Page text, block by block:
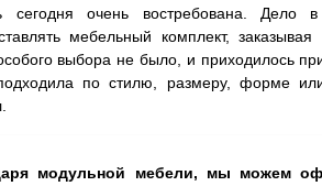
сегодня очень востребована. Дело
мебельный комплект,
выбора не было, и приходилось
по стилю, размеру, форме
модульной мебели, мы можем